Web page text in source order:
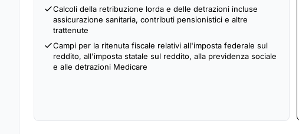
Calcoli della retribuzione lorda e delle detrazioni incluse
assicurazione sanitaria, contributi pensionistici e altre
trattenute
Campi per la ritenuta fiscale relativi all'imposta federale sul
reddito, all'imposta statale sul reddito, alla previdenza sociale
e alle detrazioni Medicare